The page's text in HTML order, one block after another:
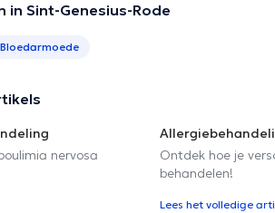
in Sint-Genesius-Rode
Bloedarmoede
nervosa
Ontdek hoe je
behandelen!
Lees het volledige